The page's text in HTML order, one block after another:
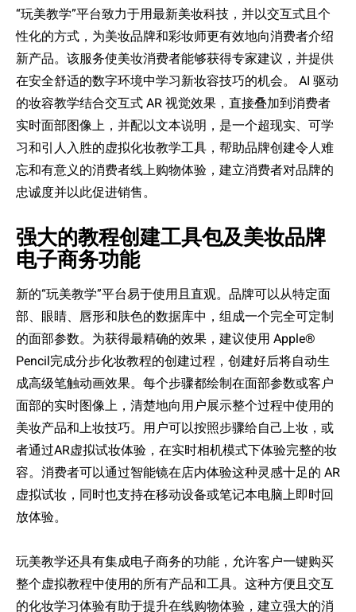
“玩美教学”平台致力于用最新美妆科技，并以交互式且个
性化的方式， 为美妆品牌和彩妆师更有效地向消费者介绍
新产品。 该服务使美妆消费者能够获得专家建议 ，并提供
在安全舒适的数字环境中学习新妆容技巧的机会。 AI 驱动
的妆容教学结合交互式 AR 视觉效果 ，直接叠加到消费者
实时面部图像上，并配以文本说明，是一个超现实、可学
习和引人入胜的虚拟化妆教学工具，帮助品牌创建令人难
忘和有意义 的消费者线上购物体验，建立消费者对品牌的
忠诚度并以此促进销售。
强大的教程创建工具包及美妆品牌
电子商务功能
新的“玩美教学”平台易于使用且直观。品牌可以从特定面
部、眼睛、唇形和肤色的数据库中， 组成一个完全可定制
的面部参数。 为获得最精确的效果，建议使用 Apple®
Pencil完成分步化妆教程的创建过程 ，创建好后将自动生
成高级笔触动画效果。每个步骤都绘制在面部参数或客 户
面部的实时图像上，清楚地向用 户展示整个过程中使用的
美妆产品和上妆技巧。用 户可以按照步骤给自己上妆 ，或
者通过AR虚拟试妆体验， 在实时相机模式下体验完整的妆
容。消费者可以通过智能镜在店内体验这种灵感十足的 AR
虚拟试妆 ，同时也支持在移动设备或笔记本电脑上即时回
放体验。
玩美教学还具有集成电子商务的功能，允许客 户一键购买
整个虚拟教程中使用的所有产品和工具。 这种方便且 交互
的化妆学习体验有助于提升在线购物体验 ，建立强大的消